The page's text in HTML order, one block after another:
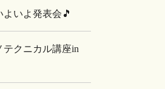
よいよ発表会🎵
テクニカル講座in